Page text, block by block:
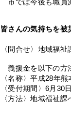
市では今後も職員
皆さんの気持ちを被
〈問合せ〉地域福
義援金を以下の方
〈名称〉平成28年
〈受付期間〉6月30
〈方法〉地域福祉